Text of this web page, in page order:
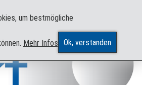
um bestmögliche
Mehr Infos Ok, verstanden
auf höchstem Niveau